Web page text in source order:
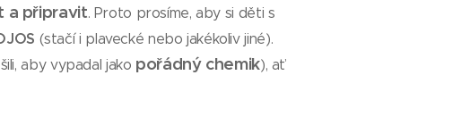
a připravit. Proto prosíme, aby si děti s
(stačí i plavecké nebo jakékoliv jiné).
aby vypadal jako pořádný chemik), ať